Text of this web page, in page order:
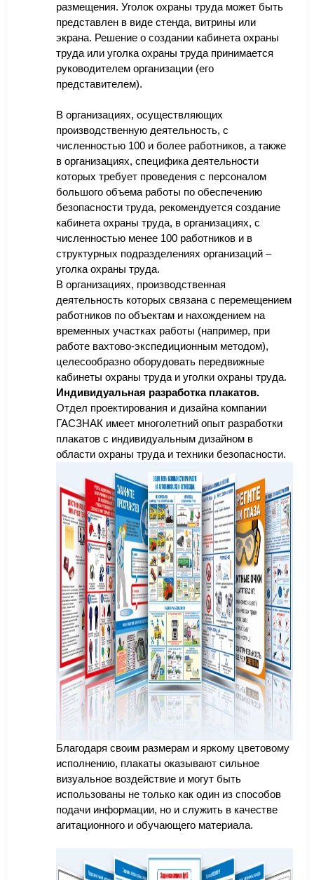
размещения. Уголок охраны труда может быть
представлен в виде стенда, витрины или
экрана. Решение о создании кабинета охраны
труда или уголка охраны труда принимается
руководителем организации (его
представителем).
В организациях, осуществляющих
производственную деятельность, с
численностью 100 и более работников, а также
в организациях, специфика деятельности
которых требует проведения с персоналом
большого объема работы по обеспечению
безопасности труда, рекомендуется создание
кабинета охраны труда, в организациях, с
численностью менее 100 работников и в
структурных подразделениях организаций –
уголка охраны труда.
В организациях, производственная
деятельность которых связана с перемещением
работников по объектам и нахождением на
временных участках работы (например, при
работе вахтово-экспедиционным методом),
целесообразно оборудовать передвижные
кабинеты охраны труда и уголки охраны труда.
Индивидуальная разработка плакатов.
Отдел проектирования и дизайна компании
ГАСЗНАК имеет многолетний опыт разработки
плакатов с индивидуальным дизайном в
области охраны труда и техники безопасности.
Благодаря своим размерам и яркому цветовому
исполнению, плакаты оказывают сильное
визуальное воздействие и могут быть
использованы не только как один из способов
подачи информации, но и служить в качестве
агитационного и обучающего материала.